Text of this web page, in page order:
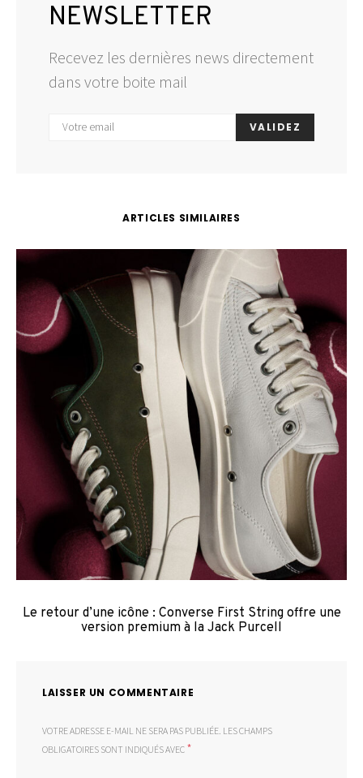
NEWSLETTER
Recevez les dernières news directement
dans votre boite mail
VALIDEZ
ARTICLES SIMILAIRES
Le retour d’une icône : Converse First String offre une
version premium à la Jack Purcell
LAISSER UN COMMENTAIRE
VOTRE ADRESSE E-MAIL NE SERA PAS PUBLIÉE. LES CHAMPS
OBLIGATOIRES SONT INDIQUÉS AVEC *